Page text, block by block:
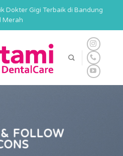
Dokter Gigi Terbaik di Bandung
Merah
FOLLOW